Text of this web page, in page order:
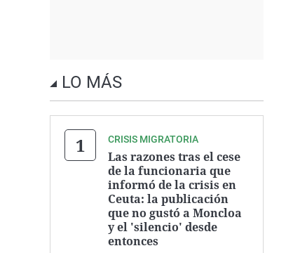
LO MÁS
CRISIS MIGRATORIA
Las razones tras el cese
de la funcionaria que
informó de la crisis en
Ceuta: la publicación
que no gustó a Moncloa
y el 'silencio' desde
entonces